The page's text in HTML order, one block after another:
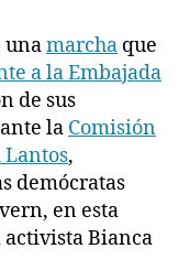
unamarcha que
a la Embajada
de sus
la Comisión
Lantos,
demócratas
en esta
Bianca